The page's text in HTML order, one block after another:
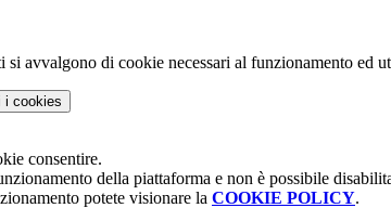
avvalgono di cookie necessari al funzionamento ed
i cookies
consentire.
della piattaforma e non è possibile
potete visionare la COOKIE POLICY.